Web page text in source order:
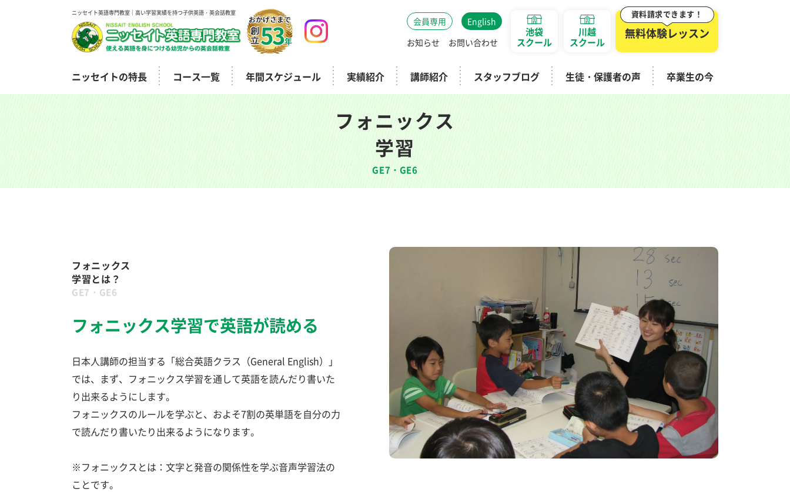
ニッセイト英語専門教室｜高い学習実績を持つ子供英語・英会話教室
53年
会員専用
English
お知らせ
お問い合わせ
池袋
スクール
川越
スクール
資料請求できます！
無料体験レッスン
ニッセイトの特長 コース一覧 年間スケジュール 実績紹介 講師紹介 スタッフブログ 生徒・保護者の声 卒業生の今
フォニックス
学習
GE7・GE6
フォニックス
学習とは？
GE7・GE6
フォニックス学習で英語が読める
日本人講師の担当する「総合英語クラス（General English）」
では、まず、フォニックス学習を通して英語を読んだり書いた
り出来るようにします。
フォニックスのルールを学ぶと、およそ7割の英単語を自分の力
で読んだり書いたり出来るようになります。
※フォニックスとは：文字と発音の関係性を学ぶ音声学習法の
ことです。